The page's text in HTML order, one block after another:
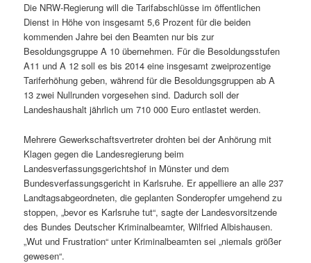
Die NRW-Regierung will die Tarifabschlüsse im öffentlichen
Dienst in Höhe von insgesamt 5,6 Prozent für die beiden
kommenden Jahre bei den Beamten nur bis zur
Besoldungsgruppe A 10 übernehmen. Für die Besoldungsstufen
A11 und A 12 soll es bis 2014 eine insgesamt zweiprozentige
Tariferhöhung geben, während für die Besoldungsgruppen ab A
13 zwei Nullrunden vorgesehen sind. Dadurch soll der
Landeshaushalt jährlich um 710 000 Euro entlastet werden.
Mehrere Gewerkschaftsvertreter drohten bei der Anhörung mit
Klagen gegen die Landesregierung beim
Landesverfassungsgerichtshof in Münster und dem
Bundesverfassungsgericht in Karlsruhe. Er appelliere an alle 237
Landtagsabgeordneten, die geplanten Sonderopfer umgehend zu
stoppen, „bevor es Karlsruhe tut“, sagte der Landesvorsitzende
des Bundes Deutscher Kriminalbeamter, Wilfried Albishausen.
„Wut und Frustration“ unter Kriminalbeamten sei „niemals größer
gewesen“.